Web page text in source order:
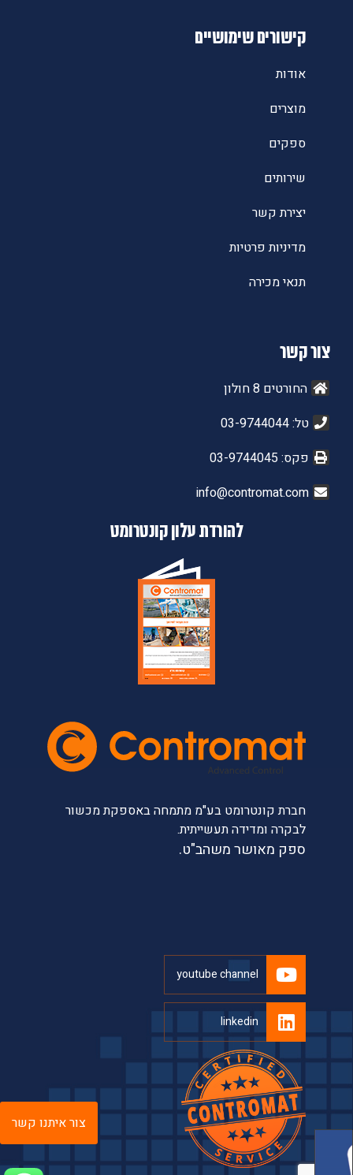
צור איתנו קשר
קישורים שימושיים
אודות
מוצרים
ספקים
שירותים
יצירת קשר
מדיניות פרטיות
תנאי מכירה
צור קשר
החורטים 8 חולון
טל: 03-9744044
פקס: 03-9744045
info@contromat.com
להורדת עלון קונטרומט
חברת קונטרומט בע"מ מתמחה באספקת מכשור
לבקרה ומדידה תעשייתית.
ספק מאושר משהב"ט.
youtube channel
linkedin